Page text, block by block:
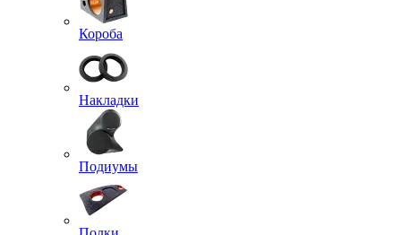
Короба
Накладки
Подиумы